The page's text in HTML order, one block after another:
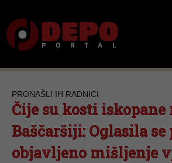
PRONAŠLI IH RADNICI
Čije su kosti iskopane
Baščaršiji: Oglasila
objavljeno mišljenje